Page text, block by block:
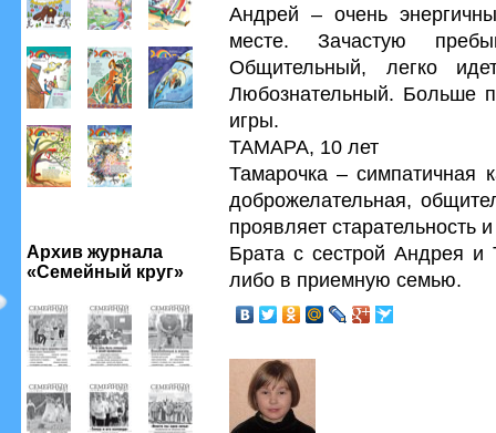
Архив журнала
«Семейный круг»
Андрей – очень
месте. Зачастую
Общительный, легко
Любознательный. Больше
игры.
ТАМАРА, 10 лет
Тамарочка – симпатичная
доброжелательная,
проявляет старательность
Брата с сестрой Андрея и
либо в приемную семью.